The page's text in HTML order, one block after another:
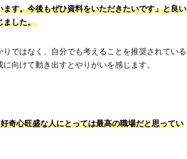
す。今後もぜひ資料をいただきたいです」と良い
ました。
ではなく、自分でも考えることを推奨されている
向けて動き出すとやりがいを感じます。
奇心旺盛な人にとっては最高の職場だと思ってい